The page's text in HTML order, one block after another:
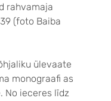
rahvamaja
(foto Baiba
ülevaate
monograafi as
No ieceres līdz